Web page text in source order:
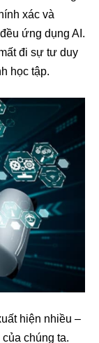
xác và
ứng dụng AI.
đi sự tư duy
học tập.
hiện nhiều –
chúng ta.